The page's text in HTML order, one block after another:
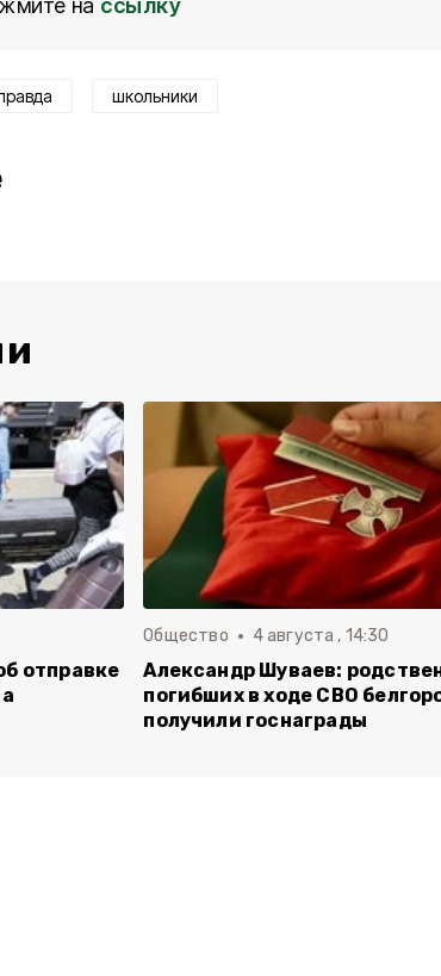
на ссылку
школьники
отправке
Общество 4 августа , 14:30
Александр Шуваев:
погибших в ходе СВО
получили госнаграды